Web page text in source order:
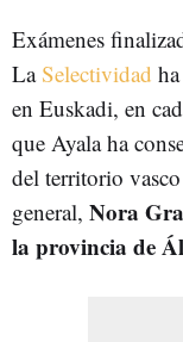
Exámenes
LaSelectividad
en Euskadi, en
que Ayala ha
del territorio
general, Nora
la provincia de